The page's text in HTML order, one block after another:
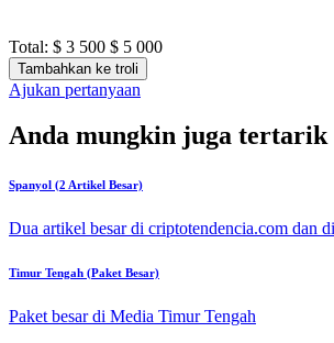
Total: $ 3 500 $ 5 000
Tambahkan ke troli
Ajukan pertanyaan
Anda mungkin juga tertarik
Spanyol (2 Artikel Besar)
Dua artikel besar di criptotendencia.com dan
Timur Tengah (Paket Besar)
Paket besar di Media Timur Tengah